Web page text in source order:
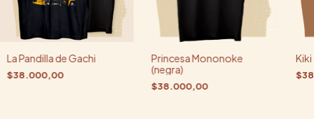
La Pandilla de Gachi
$38.000,00
Princesa Mononoke
(negra)
$38.000,00
Kiki